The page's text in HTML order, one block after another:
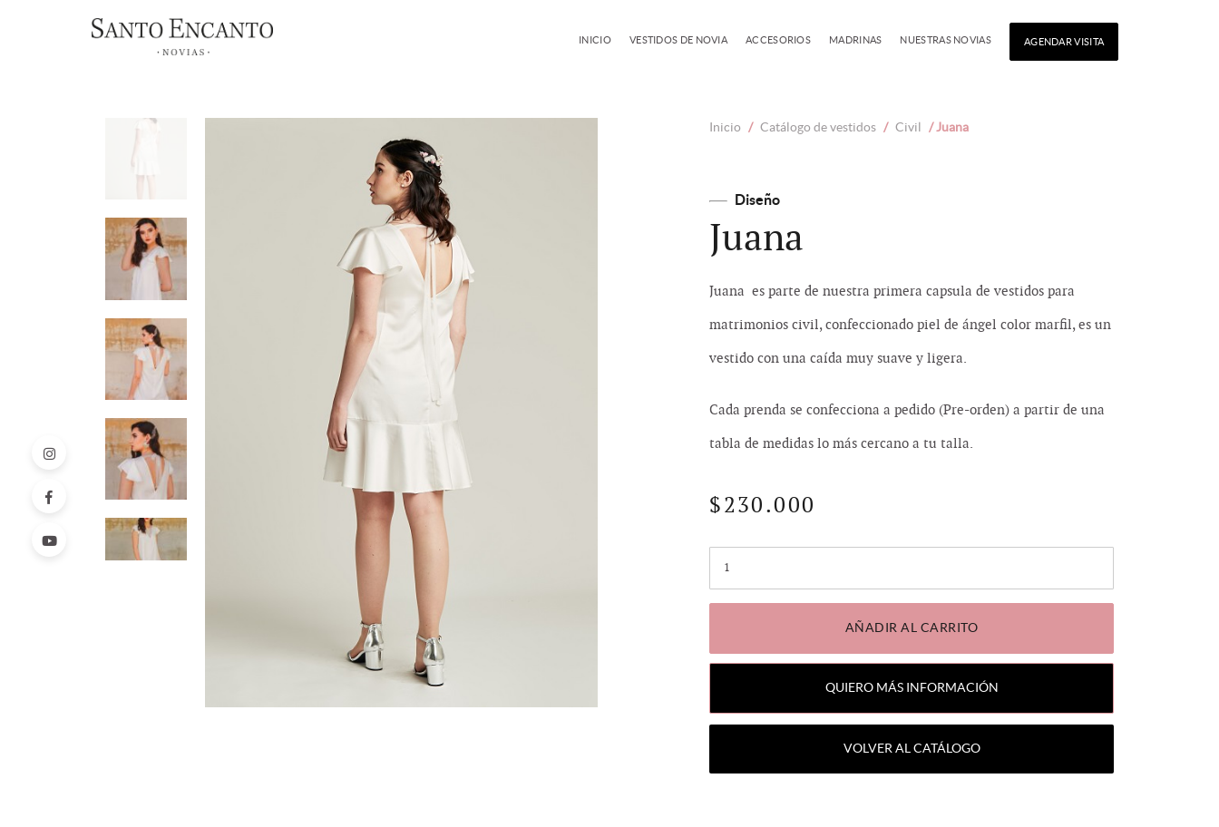
INICIO VESTIDOS DE NOVIA ACCESORIOS MADRINAS NUESTRAS NOVIAS AGENDAR VISITA
Inicio / Catálogo de vestidos / Civil / Juana
Diseño
Juana
Juana es parte de nuestra primera capsula de vestidos para
matrimonios civil, confeccionado piel de ángel color marfil, es un
vestido con una caída muy suave y ligera.
Cada prenda se confecciona a pedido (Pre-orden) a partir de una
tabla de medidas lo más cercano a tu talla.
$230.000
Cantidad
AÑADIR AL CARRITO
QUIERO MÁS INFORMACIÓN
VOLVER AL CATÁLOGO